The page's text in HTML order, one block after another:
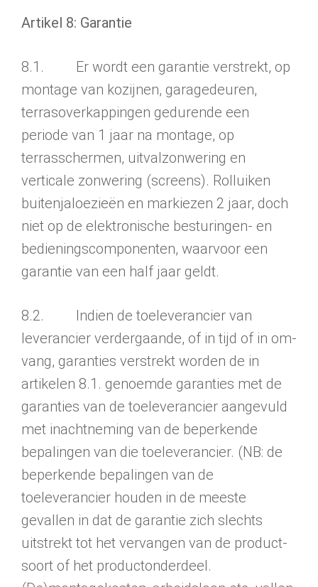
Artikel 8: Garantie
8.1. Er wordt een garantie verstrekt, op
montage van kozijnen, garagedeuren,
terrasoverkappingen gedurende een
periode van 1 jaar na montage, op
terrasschermen, uitvalzonwering en
verticale zonwering (screens). Rolluiken
buitenjaloezieën en markiezen 2 jaar, doch
niet op de elektronische besturingen- en
bedieningscomponenten, waarvoor een
garantie van een half jaar geldt.
8.2. Indien de toeleverancier van
leverancier verdergaande, of in tijd of in om­
vang, garanties verstrekt worden de in
artikelen 8.1. genoem­de garanties met de
garanties van de toeleverancier aangevuld
met inacht­neming van de beperkende
bepalingen van die toeleverancier. (NB: de
beperkende bepalingen van de
toeleverancier houden in de meeste
gevallen in dat de garantie zich slechts
uitstrekt tot het vervangen van de product­
soort of het productonderdeel.